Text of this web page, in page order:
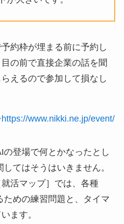
約枠が埋まる前に予約し
の前で直接企業の話を聞
えるので参加して損なし
https://www.nikki.ne.jp/event/
の登場で何とかなったとし
てはそうはいきません。
活マップ］では、各種
めの練習問題と、タイマ
ます。